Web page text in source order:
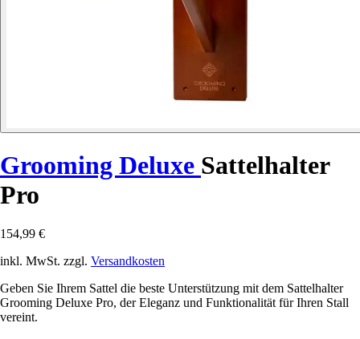
Grooming Deluxe Sattelhalter
Pro
154,99 €
inkl. MwSt. zzgl. Versandkosten
Geben Sie Ihrem Sattel die beste Unterstützung mit dem Sattelhalter
Grooming Deluxe Pro, der Eleganz und Funktionalität für Ihren Stall
vereint.